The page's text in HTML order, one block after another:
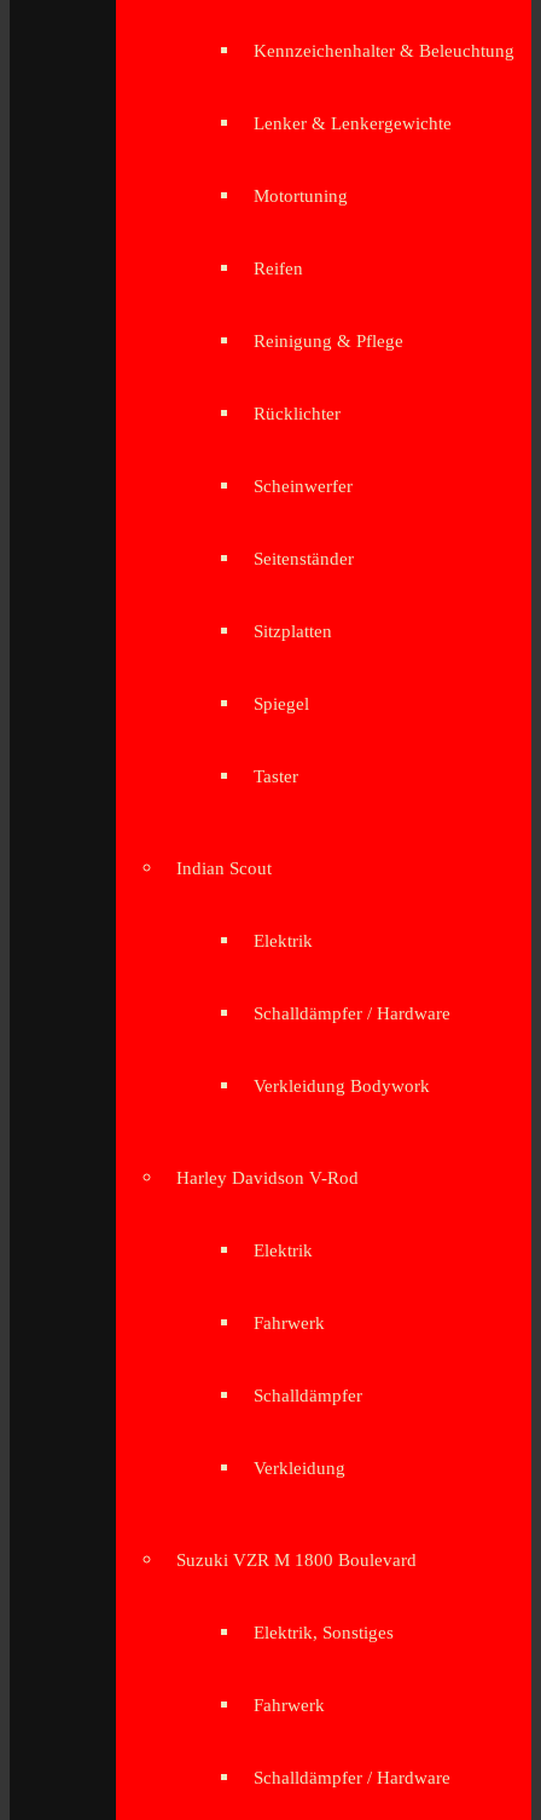
Kennzeichenhalter & Beleuchtung
Lenker & Lenkergewichte
Motortuning
Reifen
Reinigung & Pflege
Rücklichter
Scheinwerfer
Seitenständer
Sitzplatten
Spiegel
Taster
Indian Scout
Elektrik
Schalldämpfer / Hardware
Verkleidung Bodywork
Harley Davidson V-Rod
Elektrik
Fahrwerk
Schalldämpfer
Verkleidung
Suzuki VZR M 1800 Boulevard
Elektrik, Sonstiges
Fahrwerk
Schalldämpfer / Hardware